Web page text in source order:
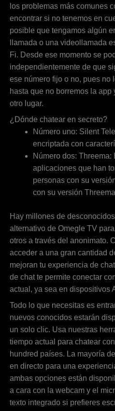
los problemas más comunes
encontrar si no tenemos en
posible que tengamos algún
llamada o una videollamada
Fi. Desde ese momento se
independientemente de que
ese número fijo o no, pues no
hasta que no borremos la
otro lugar.
¿Dónde chatear en secreto?
Número uno: Silent
encriptada con
Número dos: Threema:
aplicaciones que han
personas con su
con su versión
Hay millones de
alternativo de Omegle TV
otros a través del anonimato.
acceder a una gran cantidad
mejoran tu experiencia de
de chat te permite conectar
actual, ya sea en dispositivos
Todo lo que necesitas es
nuevos conocidos estarán
un solo clic. Usa nuestras
tiempo actual para chatear
hundred países. La mayoría
en directo para una
ambas opciones están
a cara con la webcam y el
texto integrado si prefieres